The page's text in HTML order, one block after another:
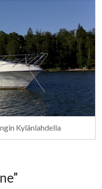
Kylänlahdella
”